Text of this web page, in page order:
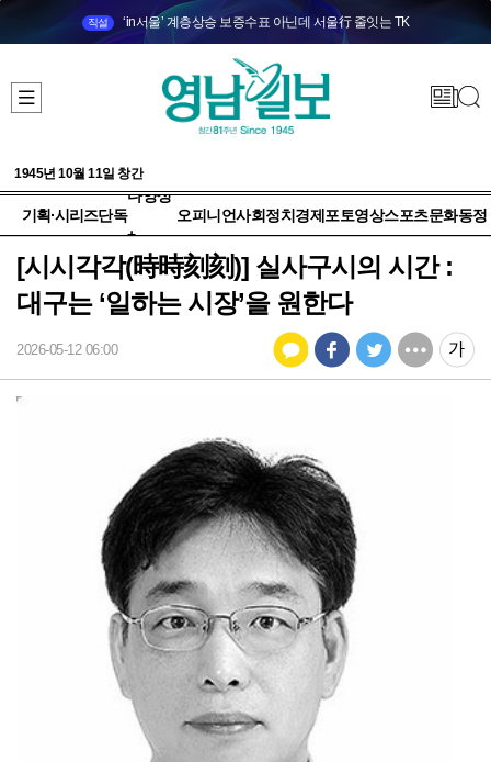
직설 ‘in서울’ 계층상승 보증수표 아닌데 서울行 줄잇는 TK
1945년 10월 11일 창간
기획·시리즈단독
다양성
+
오피니언사회정치 경제 포토영상스포츠문화동정
[시시각각(時時刻刻)] 실사구시의 시간 :
대구는 ‘일하는 시장’을 원한다
2026-05-12 06:00